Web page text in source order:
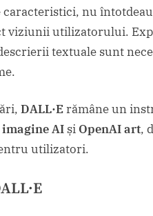
caracteristici, nu
viziunii utilizatorului.
textuale sunt
DALL·Erămâne un
imagine AI și OpenAI art,
utilizatori.